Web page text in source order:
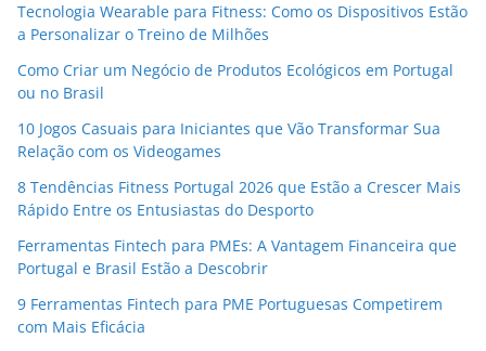
Tecnologia Wearable para Fitness: Como os Dispositivos Estão
a Personalizar o Treino de Milhões
Como Criar um Negócio de Produtos Ecológicos em Portugal
ou no Brasil
10 Jogos Casuais para Iniciantes que Vão Transformar Sua
Relação com os Videogames
8 Tendências Fitness Portugal 2026 que Estão a Crescer Mais
Rápido Entre os Entusiastas do Desporto
Ferramentas Fintech para PMEs: A Vantagem Financeira que
Portugal e Brasil Estão a Descobrir
9 Ferramentas Fintech para PME Portuguesas Competirem
com Mais Eficácia